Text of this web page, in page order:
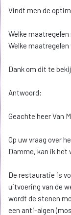
Vindt men de
Welke
Welke
Dank om dit te
Antwoord:
Geachte heer Van
Op uw vraag over
Damme, kan ik het
De restauratie is
uitvoering van de
wordt de stenen
een anti-algen